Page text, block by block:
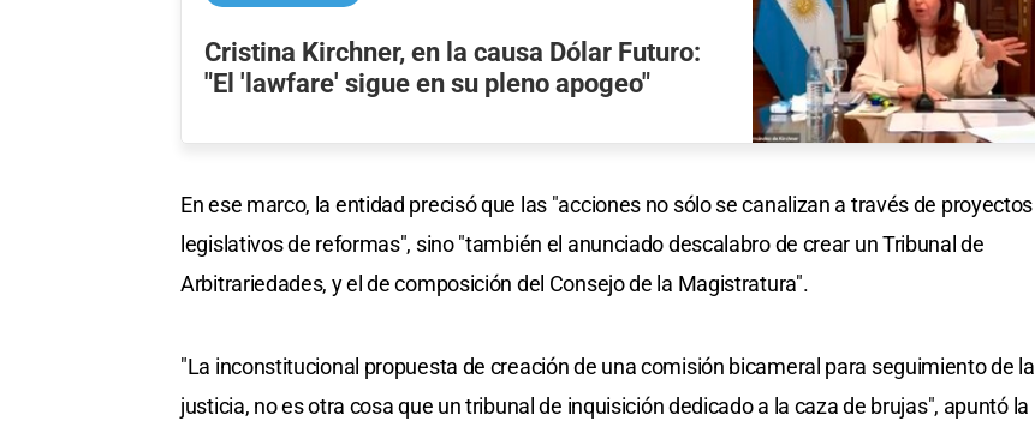
Cristina Kirchner, en la causa Dólar Futuro:
"El 'lawfare' sigue en su pleno apogeo"
En ese marco, la entidad precisó que las "acciones no sólo se canalizan a través de proyectos
legislativos de reformas", sino "también el anunciado descalabro de crear un Tribunal de
Arbitrariedades, y el de composición del Consejo de la Magistratura".
"La inconstitucional propuesta de creación de una comisión bicameral para seguimiento de la
justicia, no es otra cosa que un tribunal de inquisición dedicado a la caza de brujas", apuntó la